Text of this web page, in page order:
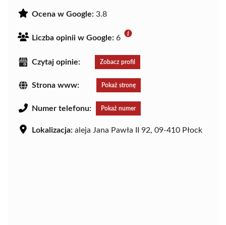
Ocena w Google: 3.8
Liczba opinii w Google: 6
Czytaj opinie: Zobacz profil
Strona www: Pokaż stronę
Numer telefonu: Pokaż numer
Lokalizacja: aleja Jana Pawła II 92, 09-410 Płock